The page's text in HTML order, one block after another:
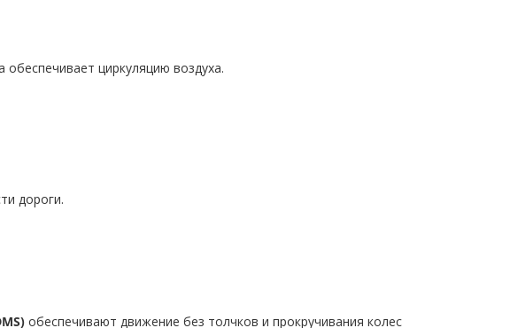
циркуляцию воздуха.
дороги.
обеспечивают движение без толчков и прокручивания колес